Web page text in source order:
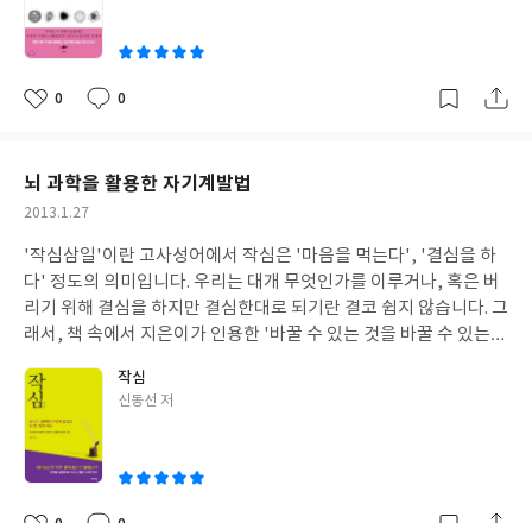
옮겨지나 봅니다. 이 책의 제목 '세상은 어떻게 시작되었는가'는 참
으로 큰 철학적, 과학적 의미를 가지고 있습니다. 독실한 신앙을 갖
고 있는 사람이라면 자신있게 이에 대한 답을 하겠지만, 그렇지 않
은 사람들은 그냥 막막하기만 할 뿐 일 것입니다. 이 책의 지은이는
생명의 기원과 진화과정을 연구 범위로 하는데, 현재 물리학, 천문
학, 생물학 등의 학자들이 이 신생 분야에 관심을 가지고 연구성과
를 내고 있다고 합니다. 인간이 잉태된다는 것은 특별한 순간임에 틀
림없습니다. 하나의 수정란에서부터 비롯되어 인간이라는 존재, 우
리를 둘러 싼 세상, 그리고 광대한 우주까지도 인식할 수 있는 그런
존재로 인간은 성장합니다. 지은이에게 따르면, 인간의 육체는 우주
의 역사에서 무수히 많은 배열을 경험했고, 앞으로도 경험할 원자들
져 수 세대의 별들을 거쳐 온 원자들로 이루어져 있는 것입니다. 결
국, '세상은 어떻게 시작되었는가'라는 질문에 대답하기 위해서 우
리는 우주를 보아야만 한다는 것입니다. 천문학자들은 우주의 현재
모습을 알기 위해서는 가까운 은하들을 연구하고, 과거의 모습을 알
기 위해서 멀리 있는 은하들을 연구합니다. 빛의 속도는 유한하기 때
문에 우리가 지금 보는 천체를 현재의 모습이 아니라 과거의 모습이
좋
0
댓
0
작
뇌 과학을 활용한 자기계발법
작
일
2013.1.27
'작심삼일'이란 고사성어에서 작심은 '마음을 먹는다', '결심을 하
다' 정도의 의미입니다. 우리는 대개 무엇인가를 이루거나, 혹은 버
리기 위해 결심을 하지만 결심한대로 되기란 결코 쉽지 않습니다. 그
래서, 책 속에서 지은이가 인용한 '바꿀 수 있는 것을 바꿀 수 있는
을 구분할 수 있는 지혜를 주소서'라는 문구가 가슴에 와 닿습니다.
지은이는 신경정신과 전문의입니다. 학창시절부터 그이는 좀 더 나
은 미래를 위해 자기 계발서, 뇌 과학서, 책읽기에 관한 법, 공부방
법에 관한 것, 마음을 다스리는 법 등에 대한 책 읽기와 공부에 많은
시간을 보냈다고 합니다. 그리고, 온갖 초자연적인 것에 대한 동경
도 있었지만, 결국 과학으로 돌아왔고 특히, 뇌 과학에 심취하게 되
작심
글
신동선 저